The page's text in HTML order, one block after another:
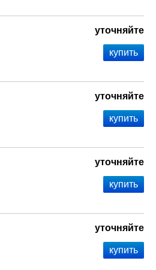
уточняйте
уточняйте
уточняйте
уточняйте